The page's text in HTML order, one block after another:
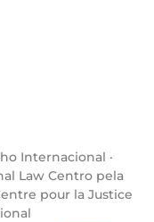
Internacional ·
Law Centro pela
pour la Justice